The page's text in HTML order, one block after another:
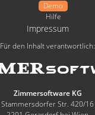
Demo
Hilfe
Impressum
Für den Inhalt verantwortlich:
Zimmersoftware KG
Stammersdorfer Str. 420/16